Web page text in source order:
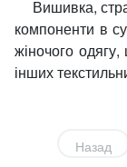
Вишивка,
компоненти в
жіночого
інших
Назад